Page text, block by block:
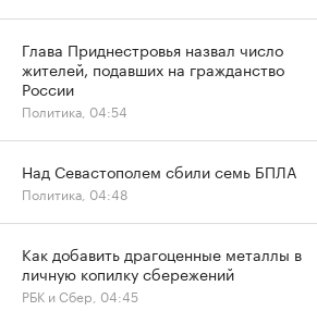
Глава Приднестровья назвал число
жителей, подавших на гражданство
России
Политика, 04:54
Над Севастополем сбили семь БПЛА
Политика, 04:48
Как добавить драгоценные металлы в
личную копилку сбережений
РБК и Сбер, 04:45